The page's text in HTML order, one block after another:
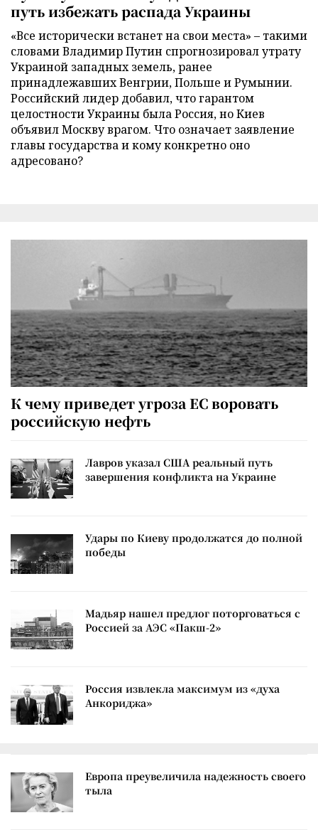
путь избежать распада Украины
«Все исторически встанет на свои места» – такими
словами Владимир Путин спрогнозировал утрату
Украиной западных земель, ранее
принадлежавших Венгрии, Польше и Румынии.
Российский лидер добавил, что гарантом
целостности Украины была Россия, но Киев
объявил Москву врагом. Что означает заявление
главы государства и кому конкретно оно
адресовано?
К чему приведет угроза ЕС воровать
российскую нефть
Лавров указал США реальный путь
завершения конфликта на Украине
Удары по Киеву продолжатся до полной
победы
Мадьяр нашел предлог поторговаться с
Россией за АЭС «Пакш-2»
Россия извлекла максимум из «духа
Анкориджа»
Европа преувеличила надежность своего
тыла